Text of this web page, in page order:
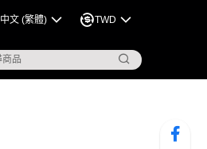
中文 (繁體) TWD